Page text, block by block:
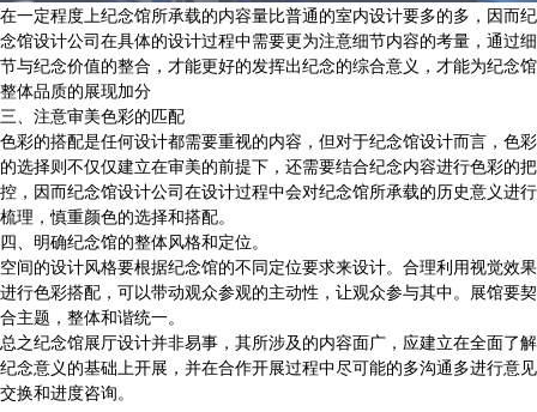
在一定程度上纪念馆所承载的内容量比普通的室内设计要多的多，因而纪
念馆设计公司在具体的设计过程中需要更为注意细节内容的考量，通过细
节与纪念价值的整合，才能更好的发挥出纪念的综合意义，才能为纪念馆
整体品质的展现加分
三、注意审美色彩的匹配
色彩的搭配是任何设计都需要重视的内容，但对于纪念馆设计而言，色彩
的选择则不仅仅建立在审美的前提下，还需要结合纪念内容进行色彩的把
控，因而纪念馆设计公司在设计过程中会对纪念馆所承载的历史意义进行
梳理，慎重颜色的选择和搭配。
四、明确纪念馆的整体风格和定位。
空间的设计风格要根据纪念馆的不同定位要求来设计。合理利用视觉效果
进行色彩搭配，可以带动观众参观的主动性，让观众参与其中。展馆要契
合主题，整体和谐统一。
总之纪念馆展厅设计并非易事，其所涉及的内容面广，应建立在全面了解
纪念意义的基础上开展，并在合作开展过程中尽可能的多沟通多进行意见
交换和进度咨询。